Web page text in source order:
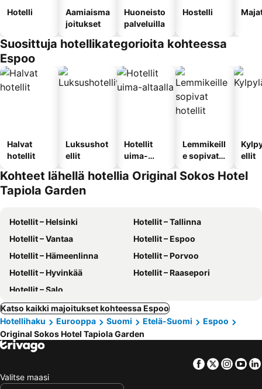
Hotelli
Aamiaisma
joitukset
Huoneisto
palveluilla
Hostelli
Suosittuja hotellikategorioita kohteessa
Espoo
Halvat
hotellit
Luksushot
ellit
Hotellit
uima-
Lemmikeill
e sopivat
ellit
Kohteet lähellä hotellia Original Sokos Hotel
Tapiola Garden
Hotellit – Helsinki
Hotellit – Tallinna
Hotellit – Vantaa
Hotellit – Espoo
Hotellit – Hämeenlinna
Hotellit – Porvoo
Hotellit – Hyvinkää
Hotellit – Raasepori
Hotellit – Salo
Katso kaikki majoitukset kohteessa Espoo
Hotellihaku
Eurooppa Suomi Etelä-Suomi
Espoo
Original Sokos Hotel Tapiola Garden
Facebook
Twitter
Valitse maasi